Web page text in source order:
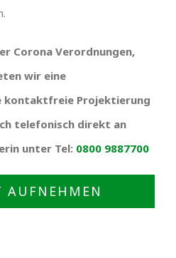
Corona Verordnungen,
wir eine
Projektierung
telefonisch direkt an
unter Tel: 0800 9887700
AUFNEHMEN